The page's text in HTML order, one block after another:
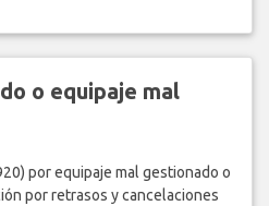
o equipaje mal
por equipaje mal gestionado o
por retrasos y cancelaciones